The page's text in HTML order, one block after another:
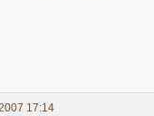
17:14